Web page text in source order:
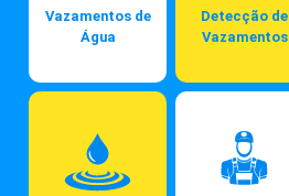
Vazamentos de
Água
Detecção de
Vazamentos